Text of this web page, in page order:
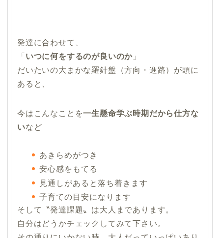
発達に合わせて、
「いつに何をするのが良いのか 」
だいたいの大まかな羅針盤（方向・進路）が頭に
あると、
今はこんなことを一生懸命学ぶ時期だから仕方な
いなど
あきらめがつき
安心感をもてる
見通しがあると落ち着きます
子育ての目安になります
そして〝発達課題〟は大人まであります。
自分はどうかチェックしてみて下さい。